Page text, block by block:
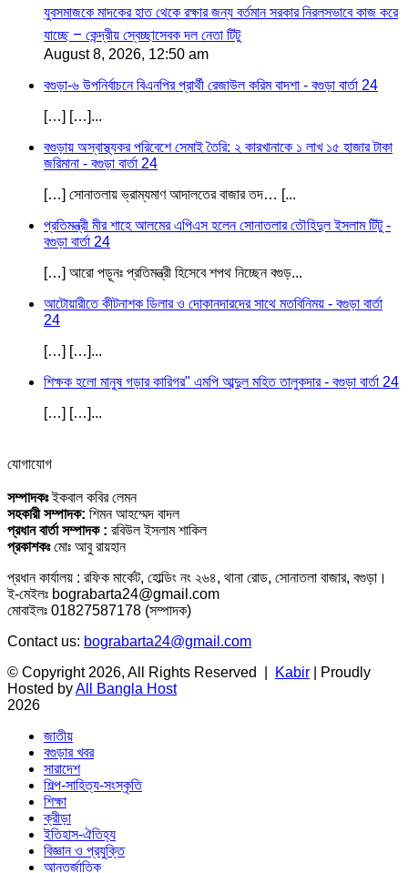
যুবসমাজকে মাদকের হাত থেকে রক্ষার জন্য বর্তমান সরকার নিরলসভাবে কাজ করে
যাচ্ছে – কেন্দ্রীয় স্বেচ্ছাসেবক দল নেতা টিটু
August 8, 2026, 12:50 am
বগুড়া-৬ উপনির্বাচনে বিএনপির প্রার্থী রেজাউল করিম বাদশা - বগুড়া বার্তা 24
[…] […]...
বগুড়ায় অস্বাস্থ্যকর পরিবেশে সেমাই তৈরি: ২ কারখানাকে ১ লাখ ১৫ হাজার টাকা
জরিমানা - বগুড়া বার্তা 24
[…] সোনাতলায় ভ্রাম্যমাণ আদালতের বাজার তদ… [...
প্রতিমন্ত্রী মীর শাহে আলমের এপিএস হলেন সোনাতলার তৌহিদুল ইসলাম টিটু -
বগুড়া বার্তা 24
[…] আরো পড়ূনঃ প্রতিমন্ত্রী হিসেবে শপথ নিচ্ছেন বগুড়...
আটোয়ারীতে কীটনাশক ডিলার ও দোকানদারদের সাথে মতবিনিময় - বগুড়া বার্তা
24
[…] […]...
শিক্ষক হলো মানুষ গড়ার কারিগর" এমপি আব্দুল মহিত তালুকদার - বগুড়া বার্তা 24
[…] […]...
যোগাযোগ
সম্পাদকঃইকবাল কবির লেমন
সহকারী সম্পাদক: শিমন আহম্মেদ বাদল
প্রধান বার্তা সম্পাদক : রবিউল ইসলাম শাকিল
প্রকাশকঃমোঃ আবু রায়হান
প্রধান কার্যালয় : রফিক মার্কেট, হোল্ডিং নং ২৬৪, থানা রোড, সোনাতলা বাজার, বগুড়া।
ই-মেইলঃ bograbarta24@gmail.com
মোবাইলঃ 01827587178 (সম্পাদক)
Contact us: bograbarta24@gmail.com
© Copyright 2026, All Rights Reserved |
Kabir | Proudly
Hosted byAll Bangla Host
2026
জাতীয়
বগুড়ার খবর
সারাদেশ
শিল্প-সাহিত্য-সংস্কৃতি
শিক্ষা
ক্রীড়া
ইতিহাস-ঐতিহ্য
বিজ্ঞান ও প্রযুক্তি
আন্তর্জাতিক